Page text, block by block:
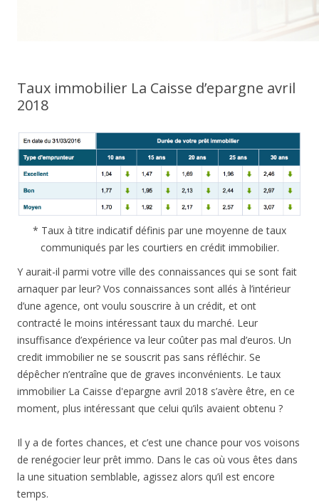
Taux immobilier La Caisse d’epargne avril
2018
* Taux à titre indicatif définis par une moyenne de taux
communiqués par les courtiers en crédit immobilier.
Y aurait-il parmi votre ville des connaissances qui se sont fait
arnaquer par leur? Vos connaissances sont allés à l’intérieur
d’une agence, ont voulu souscrire à un crédit, et ont
contracté le moins intéressant taux du marché. Leur
insuffisance d’expérience va leur coûter pas mal d’euros. Un
credit immobilier ne se souscrit pas sans réfléchir. Se
dépêcher n’entraîne que de graves inconvénients. Le taux
immobilier La Caisse d'epargne avril 2018 s’avère être, en ce
moment, plus intéressant que celui qu’ils avaient obtenu ?
Il y a de fortes chances, et c’est une chance pour vos voisons
de renégocier leur prêt immo. Dans le cas où vous êtes dans
la une situation semblable, agissez alors qu’il est encore
temps.